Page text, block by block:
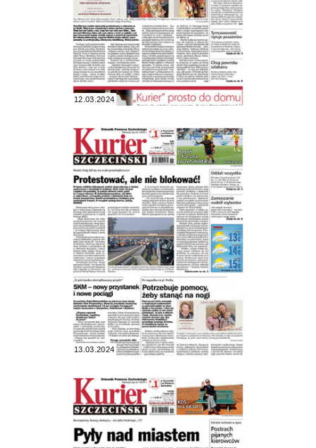
12.03.2024
13.03.2024